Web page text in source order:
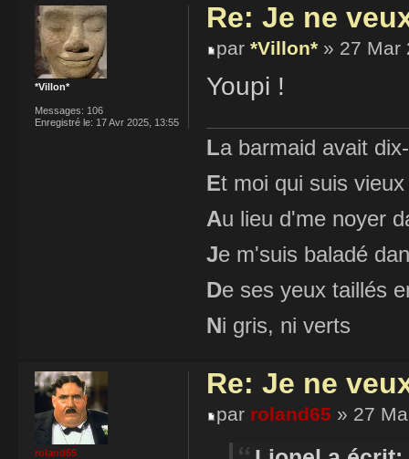
Re: Je ne
par *Villon* » 27 Mar
Youpi !
La barmaid avait
Et moi qui suis
Au lieu d'me noyer
Je m'suis baladé
De ses yeux taillés
Ni gris, ni verts
*Villon*
Messages: 106
Enregistré le: 17 Avr 2025, 13:55
Re: Je ne
par roland65 » 27
roland65